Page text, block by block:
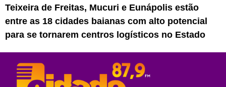
Teixeira de Freitas, Mucuri e Eunápolis estão
entre as 18 cidades baianas com alto potencial
para se tornarem centros logísticos no Estado